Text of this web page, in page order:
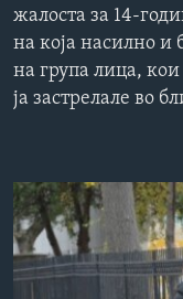
НАУКА
УМЕТНОСТ И
ИНТЕРВЈУА
НАКУСО...
Јазици
жалоста за 14-
на која насилно и
на група лица, кои
ја застрелале во